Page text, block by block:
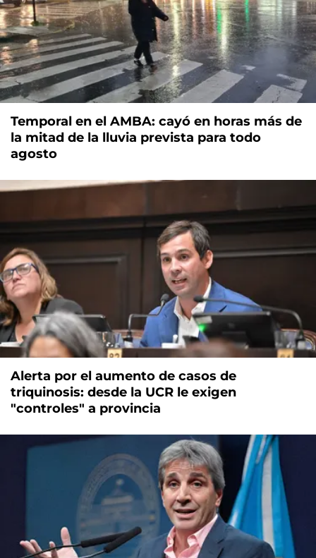
Temporal en el AMBA: cayó en horas más de
la mitad de la lluvia prevista para todo
agosto
Alerta por el aumento de casos de
triquinosis: desde la UCR le exigen
"controles" a provincia